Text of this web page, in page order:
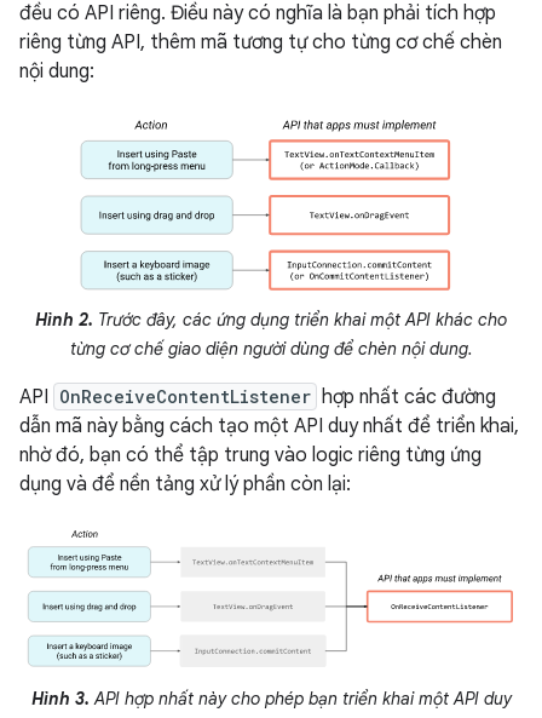
đều có API riêng. Điều này có nghĩa là bạn phải tích hợp
riêng từng API, thêm mã tương tự cho từng cơ chế chèn
nội dung:
Hình 2. Trước đây, các ứng dụng triển khai một API khác cho
từng cơ chế giao diện người dùng để chèn nội dung.
API OnReceiveContentListener hợp nhất các đường
dẫn mã này bằng cách tạo một API duy nhất để triển khai,
nhờ đó, bạn có thể tập trung vào logic riêng từng ứng
dụng và để nền tảng xử lý phần còn lại:
Hình 3. API hợp nhất này cho phép bạn triển khai một API duy